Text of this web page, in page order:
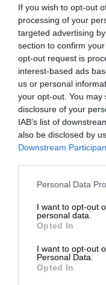
If you wish to opt-out
processing of your
targeted advertising
section to confirm
opt-out request is
interest-based ads
us or personal
your opt-out. You
disclosure of your
IAB’s list of
also be disclosed by
Downstream
Personal Data
I want to opt-out
personal data.
Opted In
I want to opt-out
Personal Data.
Opted In
umożliwiającym
Serwer Dell
serwer do
potrzeby
obciążeń.
Serwer Dell
uniwersalny
montażu w
pamięci masowej.
Serwer Dell
myślą o jak
Cechy
konfiguracji:
Napęd dyskowy
Typ:
Pojemność:
Typ interfejsu:
Kontroler
Typ:
Nazwa
kontrolera